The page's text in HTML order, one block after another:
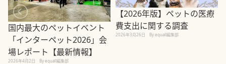
国内最大のペットイベント
「インターペット2026」会
場レポート【最新情報】
2026年4月2日 By equall編集部
【2026年版】ペットの医療
費支出に関する調査
2026年3月26日 By equall編集部